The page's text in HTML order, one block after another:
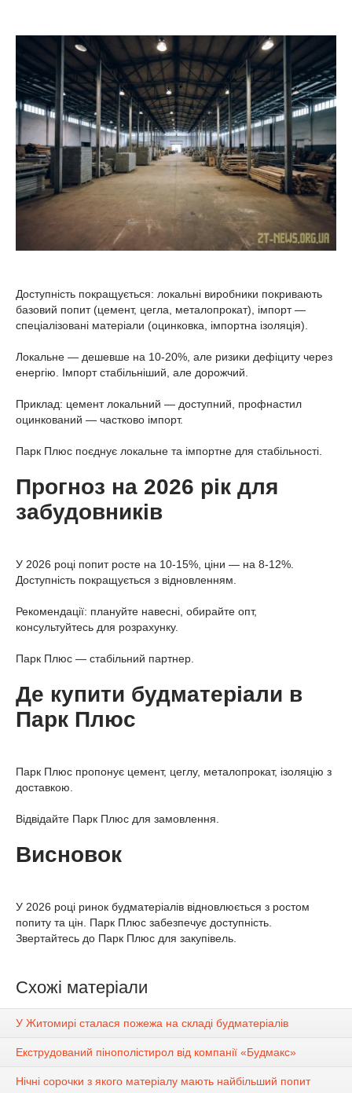
Доступність покращується: локальні виробники покривають
базовий попит (цемент, цегла, металопрокат), імпорт —
спеціалізовані матеріали (оцинковка, імпортна ізоляція).
Локальне — дешевше на 10-20%, але ризики дефіциту через
енергію. Імпорт стабільніший, але дорожчий.
Приклад: цемент локальний — доступний, профнастил
оцинкований — частково імпорт.
Парк Плюс поєднує локальне та імпортне для стабільності.
Прогноз на 2026 рік для
забудовників
У 2026 році попит росте на 10-15%, ціни — на 8-12%.
Доступність покращується з відновленням.
Рекомендації: плануйте навесні, обирайте опт,
консультуйтесь для розрахунку.
Парк Плюс — стабільний партнер.
Де купити будматеріали в
Парк Плюс
Парк Плюс пропонує цемент, цеглу, металопрокат, ізоляцію з
доставкою.
Відвідайте Парк Плюс для замовлення.
Висновок
У 2026 році ринок будматеріалів відновлюється з ростом
попиту та цін. Парк Плюс забезпечує доступність.
Звертайтесь до Парк Плюс для закупівель.
Схожі матеріали
У Житомирі сталася пожежа на складі будматеріалів
Екструдований пінополістирол від компанії «Будмакс»
Нічні сорочки з якого матеріалу мають найбільший попит